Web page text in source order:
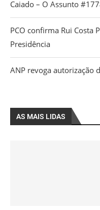
Caiado – O Assunto
PCO confirma Rui Costa
Presidência
ANP revoga autorização
AS MAIS LIDAS